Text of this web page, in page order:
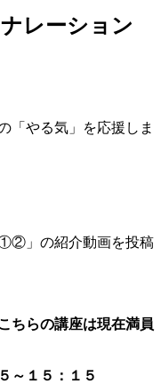
レーション
「やる気」を応援しま
」の紹介動画を投稿
らの講座は現在満員
～１５：１５